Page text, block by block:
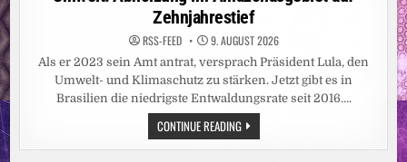
DES
GEWALTSCHUTZES
FÜR
MÄNNER
Zehnjahrestief
RSS-FEED 9. AUGUST 2026
Als er 2023 sein Amt antrat, versprach Präsident Lula, den
Umwelt- und Klimaschutz zu stärken. Jetzt gibt es in
Brasilien die niedrigste Entwaldungsrate seit 2016….
CONTINUE READINGUMWELT:
ABHOLZUNG
IM